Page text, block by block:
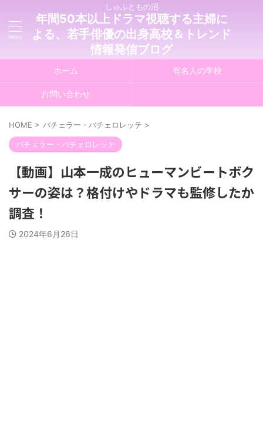
しゅふともの沼
年間50本以上ドラマ視聴する主婦に
よる、若手俳優の出身高校＆トレンド
情報発信ブログ
ホーム 有名人の学校
お問い合わせ
HOME > バチェラー・バチェロレッテ >
バチェラー・バチェロレッテ
【動画】山本一成のヒューマンビートボク
サーの姿は？格付けやドラマも監修したか
調査！
2024年6月26日